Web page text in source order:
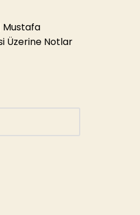
Mustafa
Üzerine Notlar